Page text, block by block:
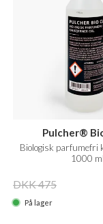
Pulcher®
Biologisk parfumefri
1000
DKK 475
På lager